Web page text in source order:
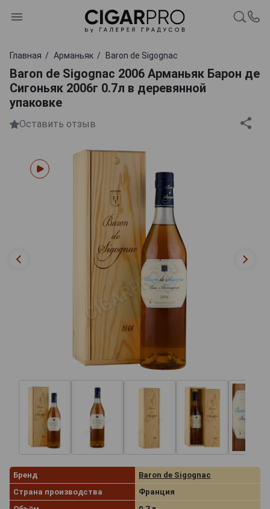
Главная Арманьяк Baron de Sigognac
Baron de Sigognac 2006 Арманьяк Барон де
Сигоньяк 2006г 0.7л в деревянной
упаковке
Оставить отзыв
Бренд
Baron de Sigognac
Страна производства
Франция